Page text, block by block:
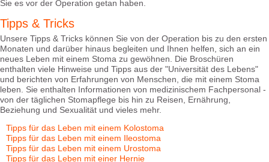
Sie es vor der Operation getan haben.
Tipps & Tricks
Unsere Tipps & Tricks können Sie von der Operation bis zu den ersten
Monaten und darüber hinaus begleiten und Ihnen helfen, sich an ein
neues Leben mit einem Stoma zu gewöhnen. Die Broschüren
enthalten viele Hinweise und Tipps aus der "Universität des Lebens"
und berichten von Erfahrungen von Menschen, die mit einem Stoma
leben. Sie enthalten Informationen von medizinischem Fachpersonal -
von der täglichen Stomapflege bis hin zu Reisen, Ernährung,
Beziehung und Sexualität und vieles mehr.
Tipps für das Leben mit einem Kolostoma
Tipps für das Leben mit einem Ileostoma
Tipps für das Leben mit einem Urostoma
Tipps für das Leben mit einer Hernie